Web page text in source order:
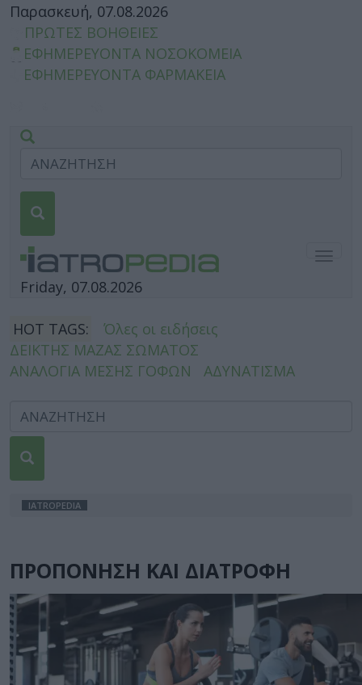
Παρασκευή, 07.08.2026
ΠΡΩΤΕΣ ΒΟΗΘΕΙΕΣ
ΕΦΗΜΕΡΕΥΟΝΤΑ ΝΟΣΟΚΟΜΕΙΑ
ΕΦΗΜΕΡΕΥΟΝΤΑ ΦΑΡΜΑΚΕΙΑ
Friday, 07.08.2026
HOT TAGS:
Όλες οι ειδήσεις
ΔΕΙΚΤΗΣ ΜΑΖΑΣ ΣΩΜΑΤΟΣ
ΑΝΑΛΟΓΙΑ ΜΕΣΗΣ ΓΟΦΩΝ
ΑΔΥΝΑΤΙΣΜΑ
IATROPEDIA
ΠΡΟΠΟΝΗΣΗ ΚΑΙ ΔΙΑΤΡΟΦΗ